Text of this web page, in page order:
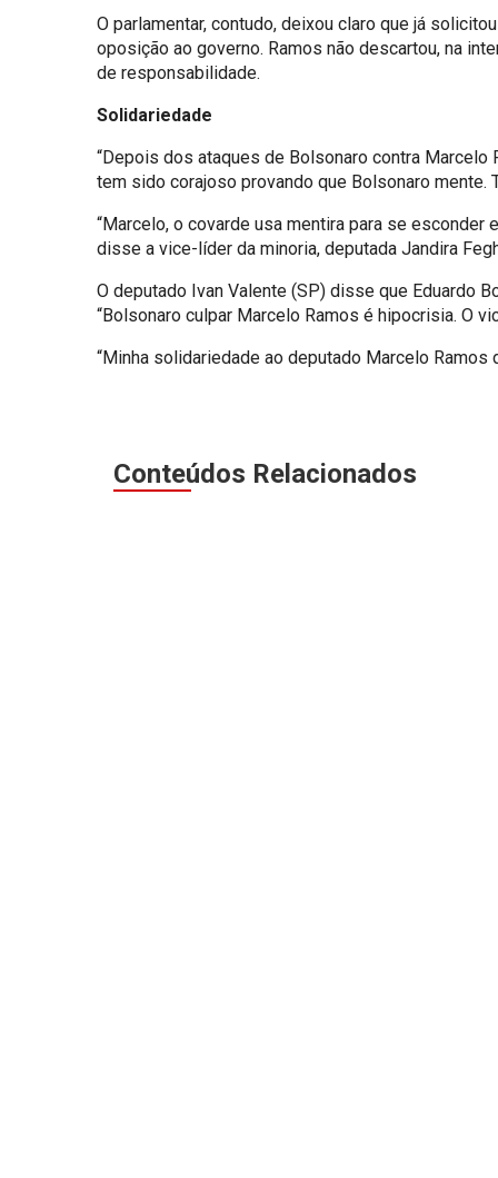
O parlamentar, contudo, deixou claro que já
oposição ao governo. Ramos não descartou, na
de responsabilidade.
Solidariedade
“Depois dos ataques de Bolsonaro contra
tem sido corajoso provando que Bolsonaro mente.
“Marcelo, o covarde usa mentira para se
disse a vice-líder da minoria, deputada Jandira
O deputado Ivan Valente (SP) disse que Eduardo
“Bolsonaro culpar Marcelo Ramos é hipocrisia. O
“Minha solidariedade ao deputado Marcelo
Conteúdos Relacionados